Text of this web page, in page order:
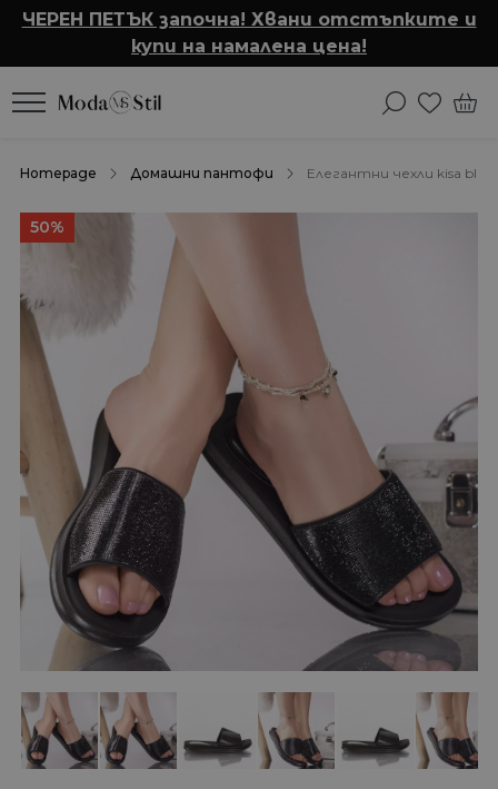
ЧЕРЕН ПЕТЪК започна! Хвани отстъпките и
купи на намалена цена!
Homepage Домашни пантофи Елегантни чехли kisa
50%